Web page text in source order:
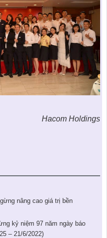
Hacom Holdings
nâng cao giá trị bền
kỷ niệm 97 năm ngày báo
– 21/6/2022)